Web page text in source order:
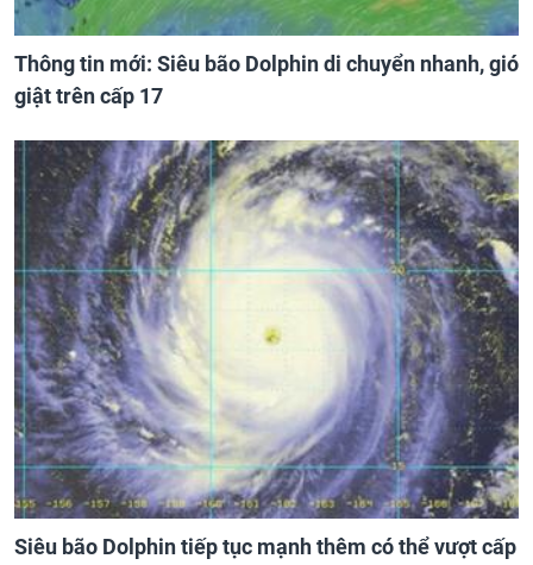
Thông tin mới: Siêu bão Dolphin di chuyển nhanh, gió
giật trên cấp 17
Siêu bão Dolphin tiếp tục mạnh thêm có thể vượt cấp